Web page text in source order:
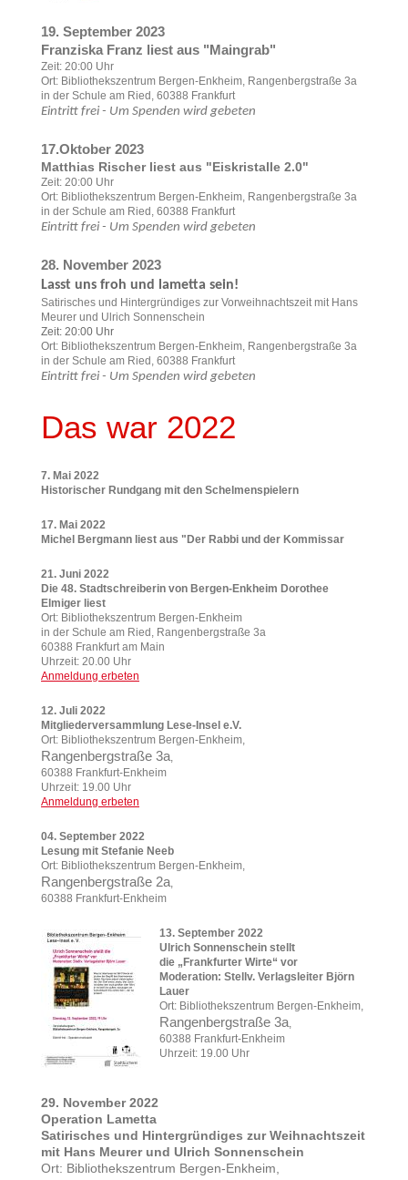
19. September 2023
Franziska Franz liest aus "Maingrab"
Zeit: 20:00 Uhr
Ort: Bibliothekszentrum Bergen-Enkheim, Rangenbergstraße 3a
in der Schule am Ried, 60388 Frankfurt
Eintritt frei - Um Spenden wird gebeten
17.Oktober 2023
Matthias Rischer liest aus "Eiskristalle 2.0"
Zeit: 20:00 Uhr
Ort: Bibliothekszentrum Bergen-Enkheim, Rangenbergstraße 3a
in der Schule am Ried, 60388 Frankfurt
Eintritt frei - Um Spenden wird gebeten
28. November 2023
Lasst uns froh und lametta sein!
Satirisches und Hintergründiges zur Vorweihnachtszeit mit Hans
Meurer und Ulrich Sonnenschein
Zeit: 20:00 Uhr
Ort: Bibliothekszentrum Bergen-Enkheim, Rangenbergstraße 3a
in der Schule am Ried, 60388 Frankfurt
Eintritt frei - Um Spenden wird gebeten
Das war 2022
7. Mai 2022
Historischer Rundgang mit den Schelmenspielern
17. Mai 2022
Michel Bergmann liest aus "Der Rabbi und der Kommissar
21. Juni 2022
Die 48. Stadtschreiberin von Bergen-Enkheim Dorothee
Elmiger liest
Ort: Bibliothekszentrum Bergen-Enkheim
in der Schule am Ried, Rangenbergstraße 3a
60388 Frankfurt am Main
Uhrzeit: 20.00 Uhr
Anmeldung erbeten
12. Juli 2022
Mitgliederversammlung Lese-Insel e.V.
Ort: Bibliothekszentrum Bergen-Enkheim,
Rangenbergstraße 3a,
60388 Frankfurt-Enkheim
Uhrzeit: 19.00 Uhr
Anmeldung erbeten
04. September 2022
Lesung mit Stefanie Neeb
Ort: Bibliothekszentrum Bergen-Enkheim,
Rangenbergstraße 2a,
60388 Frankfurt-Enkheim
13. September 2022
Ulrich Sonnenschein stellt
die „Frankfurter Wirte“ vor
Moderation: Stellv. Verlagsleiter Björn
Lauer
Ort: Bibliothekszentrum Bergen-Enkheim,
Rangenbergstraße 3a,
60388 Frankfurt-Enkheim
Uhrzeit: 19.00 Uhr
29. November 2022
Operation Lametta
Satirisches und Hintergründiges zur Weihnachtszeit
mit Hans Meurer und Ulrich Sonnenschein
Ort: Bibliothekszentrum Bergen-Enkheim,